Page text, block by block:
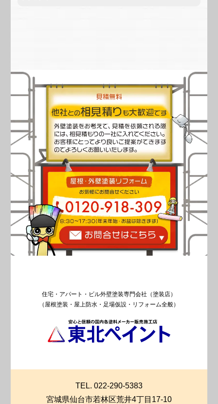
住宅・アパート・ビル外壁塗装専門会社（塗装店）
（屋根塗装・屋上防水・足場仮設・リフォーム全般）
TEL. 022-290-5383
宮城県仙台市若林区荒井4丁目17-10